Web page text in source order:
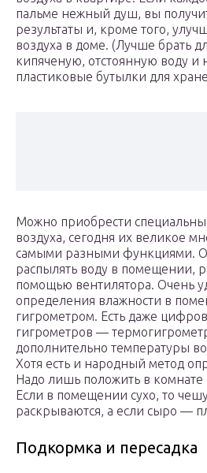
пальме нежный душ, вы
результаты и, кроме того,
воздуха в доме. (Лучше брать
кипяченую, отстоянную воду и
пластиковые бутылки для
Можно приобрести
воздуха, сегодня их великое
самыми разными функциями.
распылять воду в помещении,
помощью вентилятора. Очень
определения влажности в
гигрометром. Есть даже
гигрометров —
дополнительно температуры
Хотя есть и народный метод
Надо лишь положить в
Если в помещении сухо, то
раскрываются, а если сыро —
Подкормка и пересадка